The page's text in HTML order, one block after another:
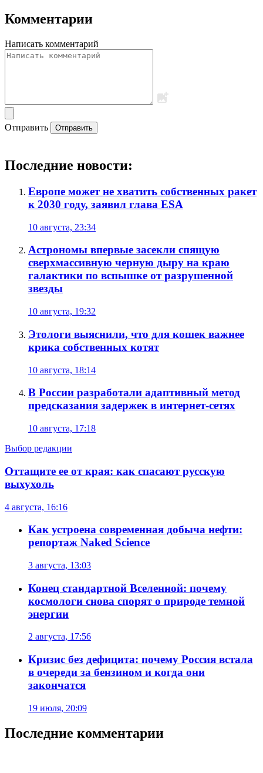
Комментарии
Написать комментарий
Отправить Отправить
Последние новости:
Европе может не хватить собственных ракет
к 2030 году, заявил глава ESA
10 августа, 23:34
Астрономы впервые засекли спящую
сверхмассивную черную дыру на краю
галактики по вспышке от разрушенной
звезды
10 августа, 19:32
Этологи выяснили, что для кошек важнее
крика собственных котят
10 августа, 18:14
В России разработали адаптивный метод
предсказания задержек в интернет-сетях
10 августа, 17:18
Выбор редакции
Оттащите ее от края: как спасают русскую
выхухоль
4 августа, 16:16
Как устроена современная добыча нефти:
репортаж Naked Science
3 августа, 13:03
Конец стандартной Вселенной: почему
космологи снова спорят о природе темной
энергии
2 августа, 17:56
Кризис без дефицита: почему Россия встала
в очереди за бензином и когда они
закончатся
19 июля, 20:09
Последние комментарии